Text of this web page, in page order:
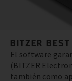
BITZER BEST
El software
(BITZER
también como